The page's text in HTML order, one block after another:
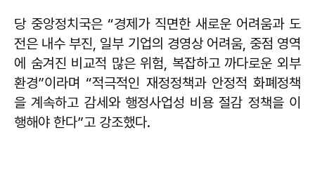
당 중앙정치국은 “경제가 직면한 새로운 어려움과 도
전은 내수 부진, 일부 기업의 경영상 어려움, 중점 영역
에 숨겨진 비교적 많은 위험, 복잡하고 까다로운 외부
환경”이라며 “적극적인 재정정책과 안정적 화폐정책
을 계속하고 감세와 행정사업성 비용 절감 정책을 이
행해야 한다”고 강조했다.